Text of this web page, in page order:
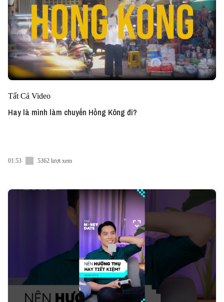
Tất Cả Video
Hay là mình làm chuyến Hồng Kông đi?
01:53 5362 lượt xem